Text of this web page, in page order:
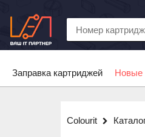
Заправка картриджей Новые
Colourit